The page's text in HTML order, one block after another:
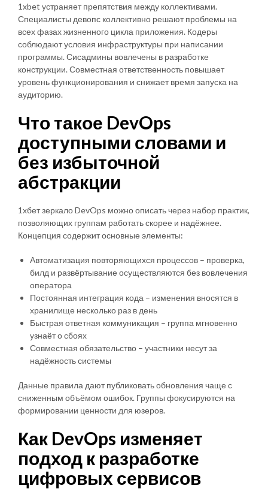
1xbet устраняет препятствия между коллективами.
Специалисты девопс коллективно решают проблемы на
всех фазах жизненного цикла приложения. Кодеры
соблюдают условия инфраструктуры при написании
программы. Сисадмины вовлечены в разработке
конструкции. Совместная ответственность повышает
уровень функционирования и снижает время запуска на
аудиторию.
Что такое DevOps
доступными словами и
без избыточной
абстракции
1хбет зеркало DevOps можно описать через набор практик,
позволяющих группам работать скорее и надёжнее.
Концепция содержит основные элементы:
Автоматизация повторяющихся процессов – проверка,
билд и развёртывание осуществляются без вовлечения
оператора
Постоянная интеграция кода – изменения вносятся в
хранилище несколько раз в день
Быстрая ответная коммуникация – группа мгновенно
узнаёт о сбоях
Совместная обязательство – участники несут за
надёжность системы
Данные правила дают публиковать обновления чаще с
сниженным объёмом ошибок. Группы фокусируются на
формировании ценности для юзеров.
Как DevOps изменяет
подход к разработке
цифровых сервисов